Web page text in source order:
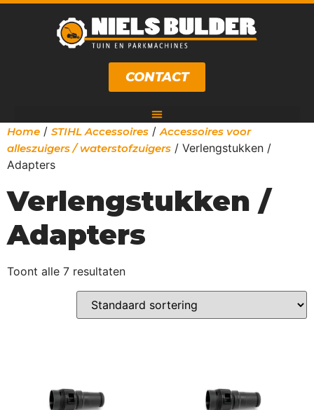
CONTACT
Home / STIHL Accessoires / Accessoires voor
alleszuigers / waterstofzuigers / Verlengstukken /
Adapters
Verlengstukken /
Adapters
Toont alle 7 resultaten